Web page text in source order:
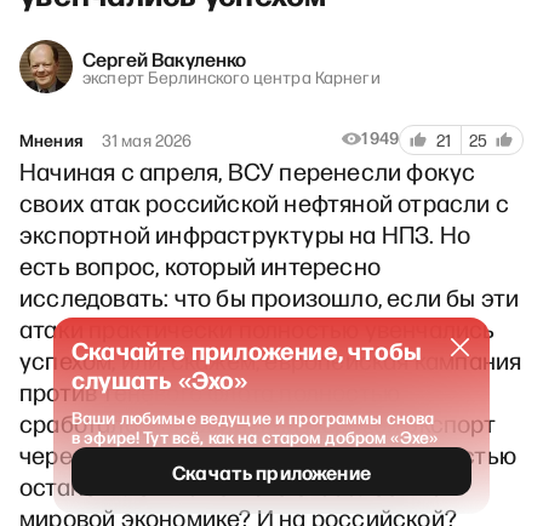
Сергей Вакуленко
эксперт Берлинского центра Карнеги
Мнения 31 мая 2026 1949 21 25
Начиная с апреля, ВСУ перенесли фокус
своих атак российской нефтяной отрасли с
экспортной инфраструктуры на НПЗ. Но
есть вопрос, который интересно
исследовать: что бы произошло, если бы эти
атаки практически полностью увенчались
успехом, или, скажем, европейская кампания
против теневого флота полностью
сработала, и российский морской экспорт
через Черное и Балтийское моря полностью
остановился. Как бы это сказалось на
мировой экономике? И на российской?
Скачайте приложение, чтобы
слушать «Эхо»
Ваши любимые ведущие и программы снова
в эфире! Тут всё, как на старом добром «Эхе»
Скачать приложение